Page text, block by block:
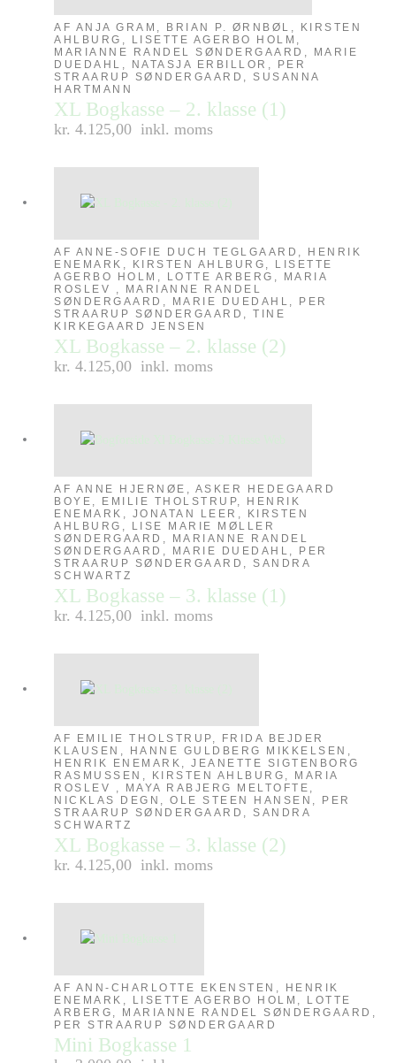
AF ANJA GRAM, BRIAN P. ØRNBØL, KIRSTEN
AHLBURG, LISETTE AGERBO HOLM,
MARIANNE RANDEL SØNDERGAARD, MARIE
DUEDAHL, NATASJA ERBILLOR, PER
STRAARUP SØNDERGAARD, SUSANNA
HARTMANN
XL Bogkasse – 2. klasse (1)
kr. 4.125,00 inkl. moms
AF ANNE-SOFIE DUCH TEGLGAARD, HENRIK
ENEMARK, KIRSTEN AHLBURG, LISETTE
AGERBO HOLM, LOTTE ARBERG, MARIA
ROSLEV , MARIANNE RANDEL
SØNDERGAARD, MARIE DUEDAHL, PER
STRAARUP SØNDERGAARD, TINE
KIRKEGAARD JENSEN
XL Bogkasse – 2. klasse (2)
kr. 4.125,00 inkl. moms
AF ANNE HJERNØE, ASKER HEDEGAARD
BOYE, EMILIE THOLSTRUP, HENRIK
ENEMARK, JONATAN LEER, KIRSTEN
AHLBURG, LISE MARIE MØLLER
SØNDERGAARD, MARIANNE RANDEL
SØNDERGAARD, MARIE DUEDAHL, PER
STRAARUP SØNDERGAARD, SANDRA
SCHWARTZ
XL Bogkasse – 3. klasse (1)
kr. 4.125,00 inkl. moms
AF EMILIE THOLSTRUP, FRIDA BEJDER
KLAUSEN, HANNE GULDBERG MIKKELSEN,
HENRIK ENEMARK, JEANETTE SIGTENBORG
RASMUSSEN, KIRSTEN AHLBURG, MARIA
ROSLEV , MAYA RABJERG MELTOFTE,
NICKLAS DEGN, OLE STEEN HANSEN, PER
STRAARUP SØNDERGAARD, SANDRA
SCHWARTZ
XL Bogkasse – 3. klasse (2)
kr. 4.125,00 inkl. moms
AF ANN-CHARLOTTE EKENSTEN, HENRIK
ENEMARK, LISETTE AGERBO HOLM, LOTTE
ARBERG, MARIANNE RANDEL SØNDERGAARD,
PER STRAARUP SØNDERGAARD
Mini Bogkasse 1